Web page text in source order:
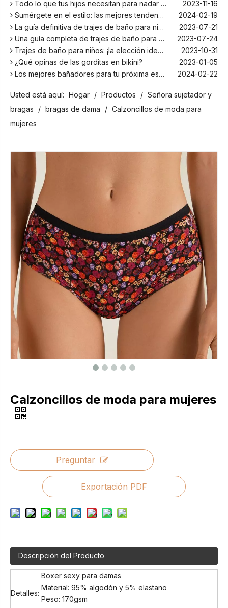
Sumérgete en el estilo: las mejores tendencias en trajes de baño para niños de la temporada
2024-02-19
La guía definitiva de trajes de baño para niños: comodidad, diseño y seguridad
2023-07-21
Una guía completa de trajes de baño para niños: comodidad, estilo y seguridad para divertirse bajo el sol
2023-07-24
Trajes de baño para niños: ¡la elección ideal para tus hijos!
2023-10-31
¿Qué opinas de las gorditas en bikini?
2023-01-05
Los mejores bañadores para tu próxima escapada a la playa
2024-02-22
¡Date un chapuzón con los trajes de baño para niños más populares de la temporada!
2024-02-02
Como cualquier otro traje, el bañador infantil: un espacio agradable para relajarse en la playa
2023-08-29
¿Por qué los trajes de baño para niños son más cómodos con elastano?
Sumérgete en el estilo: las mejores tendencias en trajes de baño para niños de la temporada
2024-02-19
La guía definitiva de trajes de baño para niños: comodidad, diseño y seguridad
2023-07-21
Una guía completa de trajes de baño para niños: comodidad, estilo y seguridad para divertirse bajo el sol
2023-07-24
Usted está aquí: Hogar / Productos / Señora sujetador y
bragas
/ bragas de dama / Calzoncillos de moda para
mujeres
Calzoncillos de moda para mujeres
Preguntar
Exportación PDF
Descripción del Producto
Detalles:
Boxer sexy para damas
Material: 95% algodón y 5% elastano
Peso: 170gsm